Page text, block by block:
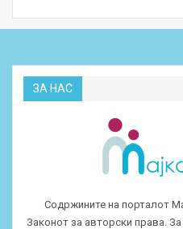
ЗА НАС
Содржините на порталот
Законот за авторски права.